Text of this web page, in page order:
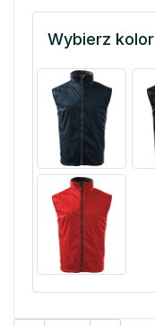
Wybierz kolor